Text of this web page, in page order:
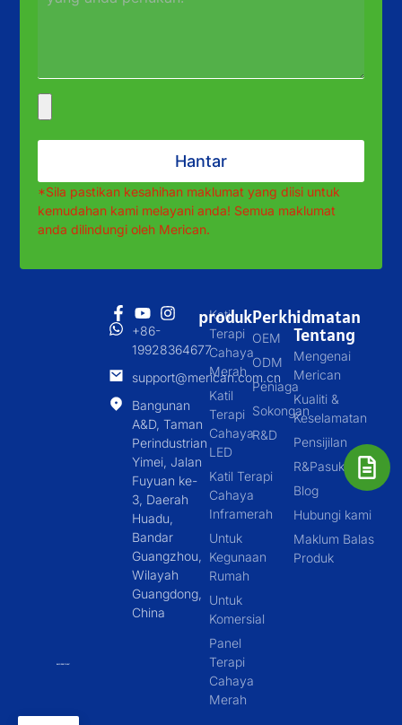
Hantar
*Sila pastikan kesahihan maklumat yang diisi untuk
kemudahan kami melayani anda! Semua maklumat
anda dilindungi oleh Merican.
+86-
19928364677
support@merican.com.cn
Bangunan
A&D, Taman
Perindustrian
Yimei, Jalan
Fuyuan ke-
3, Daerah
Huadu,
Bandar
Guangzhou,
Wilayah
Guangdong,
China
produk
Katil
Terapi
Cahaya
Merah
Katil
Terapi
Cahaya
LED
Katil Terapi
Cahaya
Inframerah
Untuk
Kegunaan
Rumah
Untuk
Komersial
Panel
Terapi
Cahaya
Merah
Perkhidmatan
OEM
ODM
Peniaga
Sokongan
R&D
Tentang
Mengenai
Merican
Kualiti &
Keselamatan
Pensijilan
R&Pasukan D
Blog
Hubungi kami
Maklum Balas
Produk